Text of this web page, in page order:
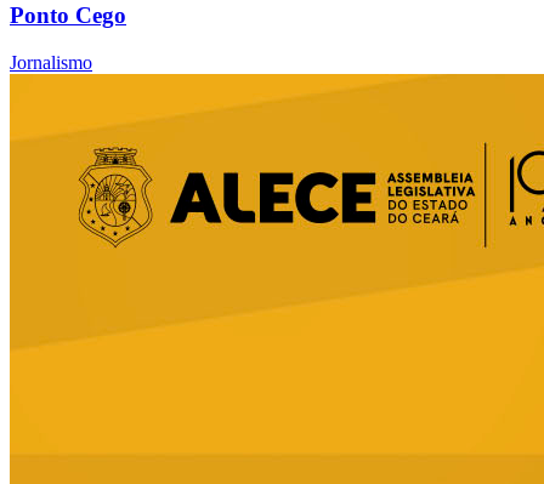
Ponto Cego
Jornalismo